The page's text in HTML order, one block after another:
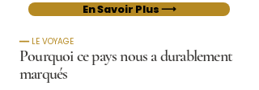
En Savoir Plus ⟶
━━ LE VOYAGE
Pourquoi ce pays nous a durablement
marqués